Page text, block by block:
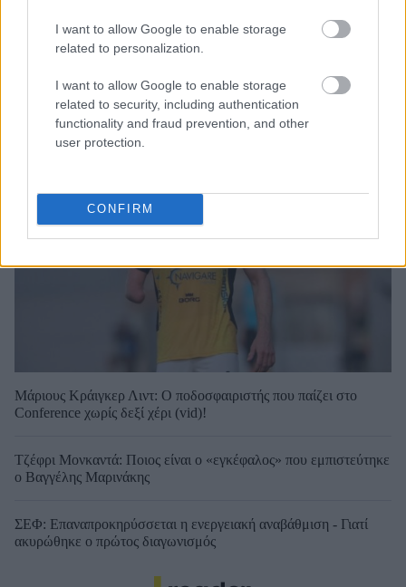
I want to allow Google to enable storage
related to personalization.
I want to allow Google to enable storage
related to security, including authentication
functionality and fraud prevention, and other
user protection.
CONFIRM
Μάριους Κράιγκερ Λιντ: Ο ποδοσφαιριστής που παίζει στο
Conference χωρίς δεξί χέρι (vid)!
Τζέφρι Μονκαντά: Ποιος είναι ο «εγκέφαλος» που εμπιστεύτηκε
ο Βαγγέλης Μαρινάκης
ΣΕΦ: Επαναπροκηρύσσεται η ενεργειακή αναβάθμιση - Γιατί
ακυρώθηκε ο πρώτος διαγωνισμός